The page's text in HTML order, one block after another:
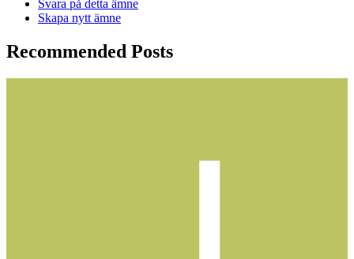
Svara på detta ämne
Skapa nytt ämne
Recommended Posts